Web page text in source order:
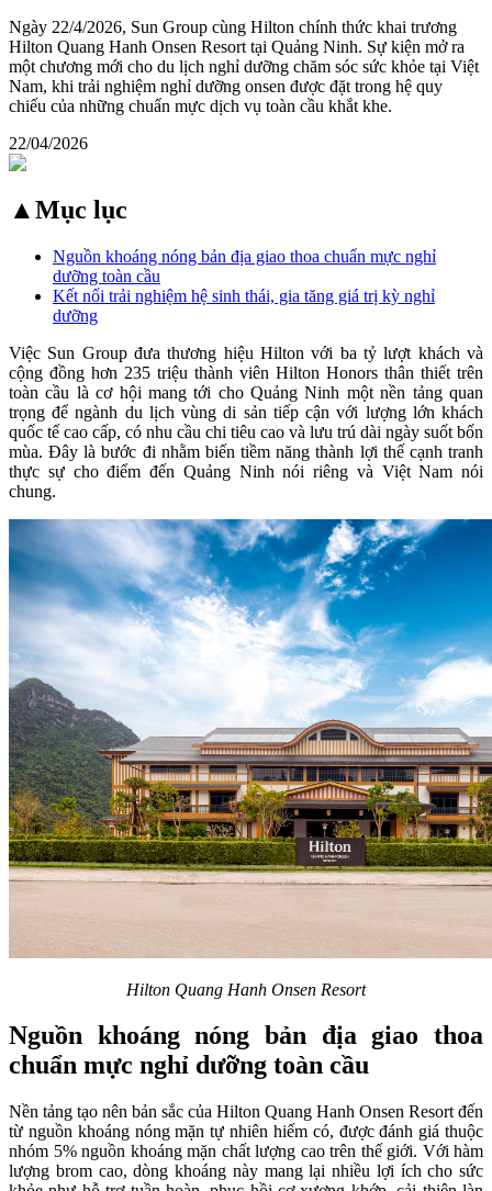
Ngày 22/4/2026, Sun Group cùng Hilton chính thức khai trương
Hilton Quang Hanh Onsen Resort tại Quảng Ninh. Sự kiện mở ra
một chương mới cho du lịch nghỉ dưỡng chăm sóc sức khỏe tại Việt
Nam, khi trải nghiệm nghỉ dưỡng onsen được đặt trong hệ quy
chiếu của những chuẩn mực dịch vụ toàn cầu khắt khe.
22/04/2026
▲Mục lục
Nguồn khoáng nóng bản địa giao thoa chuẩn mực nghỉ
dưỡng toàn cầu
Kết nối trải nghiệm hệ sinh thái, gia tăng giá trị kỳ nghỉ
dưỡng
Việc Sun Group đưa thương hiệu Hilton với ba tỷ lượt khách và
cộng đồng hơn 235 triệu thành viên Hilton Honors thân thiết trên
toàn cầu là cơ hội mang tới cho Quảng Ninh một nền tảng quan
trọng để ngành du lịch vùng di sản tiếp cận với lượng lớn khách
quốc tế cao cấp, có nhu cầu chi tiêu cao và lưu trú dài ngày suốt bốn
mùa. Đây là bước đi nhằm biến tiềm năng thành lợi thế cạnh tranh
thực sự cho điểm đến Quảng Ninh nói riêng và Việt Nam nói
chung.
Hilton Quang Hanh Onsen Resort
Nguồn khoáng nóng bản địa giao thoa
chuẩn mực nghỉ dưỡng toàn cầu
Nền tảng tạo nên bản sắc của Hilton Quang Hanh Onsen Resort đến
từ nguồn khoáng nóng mặn tự nhiên hiếm có, được đánh giá thuộc
nhóm 5% nguồn khoáng mặn chất lượng cao trên thế giới. Với hàm
lượng brom cao, dòng khoáng này mang lại nhiều lợi ích cho sức